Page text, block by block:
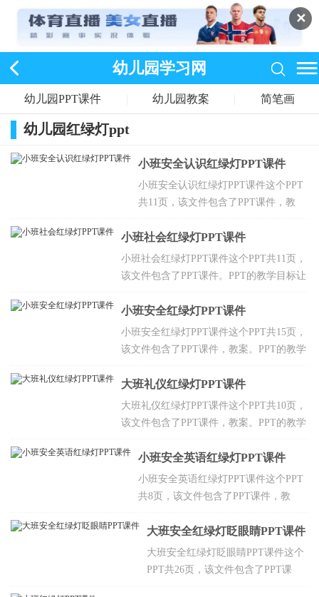
✕
幼儿园学习网
幼儿园PPT课件 幼儿园教案 简笔画
幼儿园红绿灯ppt
小班安全认识红绿灯PPT课件
小班安全认识红绿灯PPT课件这个PPT
共11页，该文件包含了PPT课件，教
号做动作，体验模仿游戏的快乐，让幼
儿知道汽车、行人在马路上要遵守交通
规则，听从红绿灯的指挥。
小班社会红绿灯PPT课件
小班社会红绿灯PPT课件这个PPT共11页，
该文件包含了PPT课件。PPT的教学目标让
规则，听从红绿灯的指挥，能较灵敏地根
据信号做动作。
小班安全红绿灯PPT课件
小班安全红绿灯PPT课件这个PPT共15页，
该文件包含了PPT课件，教案。PPT的教学
守交通规则，听从红绿灯的指挥，能较灵
敏地根据信号做动作。
大班礼仪红绿灯PPT课件
大班礼仪红绿灯PPT课件这个PPT共10页，
该文件包含了PPT课件，教案。PPT的教学
叔叔为我们带来的好处，要幼儿懂得讲文
明，懂礼貌的思想，让小朋友懂得在过马
路时，应注意安全，一定要走斑马线。
小班安全英语红绿灯PPT课件
小班安全英语红绿灯PPT课件这个PPT
共8页，该文件包含了PPT课件，教
色，了解基本的交通规则，知道遵守交
通规则的重要性，通过参与情境游戏活
动，理解红绿灯的作用。
大班安全红绿灯眨眼睛PPT课件
大班安全红绿灯眨眼睛PPT课件这个
PPT共26页，该文件包含了PPT课